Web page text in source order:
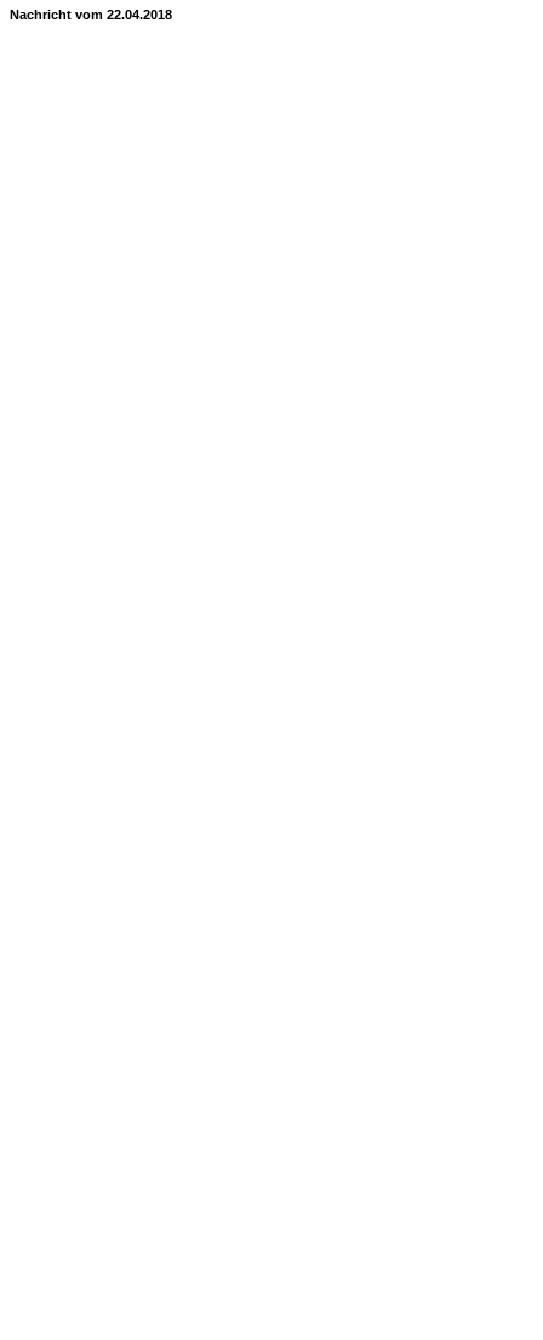
Nachricht vom 22.04.2018